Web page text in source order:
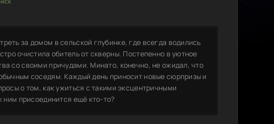
за домом в сельской глубинке, где всегда водились
очистила обитель от скверны. Постепенно в уютное
со своими причудами. Минато, конечно, не ожидал, что
соседям. Каждый день приносит новые сюрпризы и
о том, как ужиться с такими эксцентричными
ним присоединится ещё кто-то?